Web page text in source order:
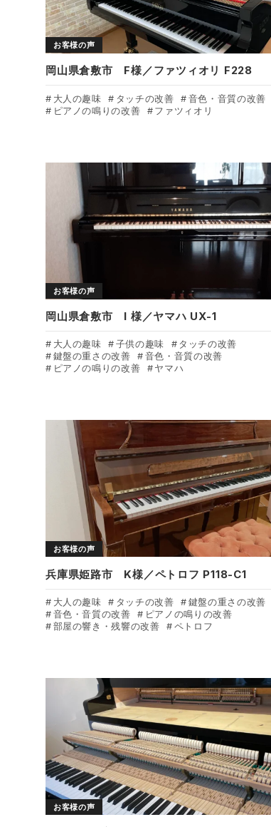
お客様の声
岡山県倉敷市 F様／ファツィオリ F228
大人の趣味 タッチの改善
音色・音質の改善
ピアノの鳴りの改善
ファツィオリ
お客様の声
岡山県倉敷市 I 様／ヤマハ UX-1
大人の趣味 子供の趣味
タッチの改善
鍵盤の重さの改善
音色・音質の改善
ピアノの鳴りの改善
ヤマハ
お客様の声
兵庫県姫路市 K様／ペトロフ P118-C1
大人の趣味 タッチの改善
鍵盤の重さの改善
音色・音質の改善
ピアノの鳴りの改善
部屋の響き・残響の改善
ペトロフ
お客様の声